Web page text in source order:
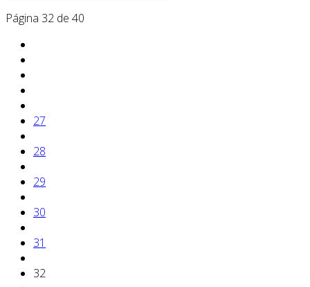
Página 32 de 40
27
28
29
30
31
32